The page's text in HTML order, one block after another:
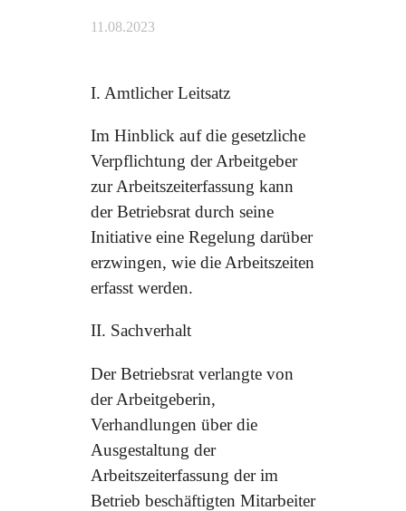
11.08.2023
I. Amtlicher Leitsatz
Im Hinblick auf die gesetzliche
Verpflichtung der Arbeitgeber
zur Arbeitszeiterfassung kann
der Betriebsrat durch seine
Initiative eine Regelung darüber
erzwingen, wie die Arbeitszeiten
erfasst werden.
II. Sachverhalt
Der Betriebsrat verlangte von
der Arbeitgeberin,
Verhandlungen über die
Ausgestaltung der
Arbeitszeiterfassung der im
Betrieb beschäftigten Mitarbeiter